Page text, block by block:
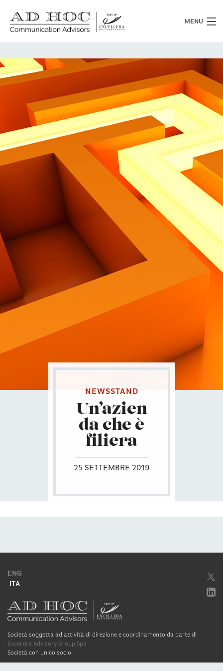
MENU
Chi siamo
Cosa facciamo
News
Clienti
Heritage
Lavora con noi
Contatti
NEWSSTAND
Un’azien
da che è
filiera
25 SETTEMBRE 2019
ENG
ITA
Società soggetta ad attività di direzione e coordinamento da parte di
Excellera Advisory Group Spa
Società con unico socio